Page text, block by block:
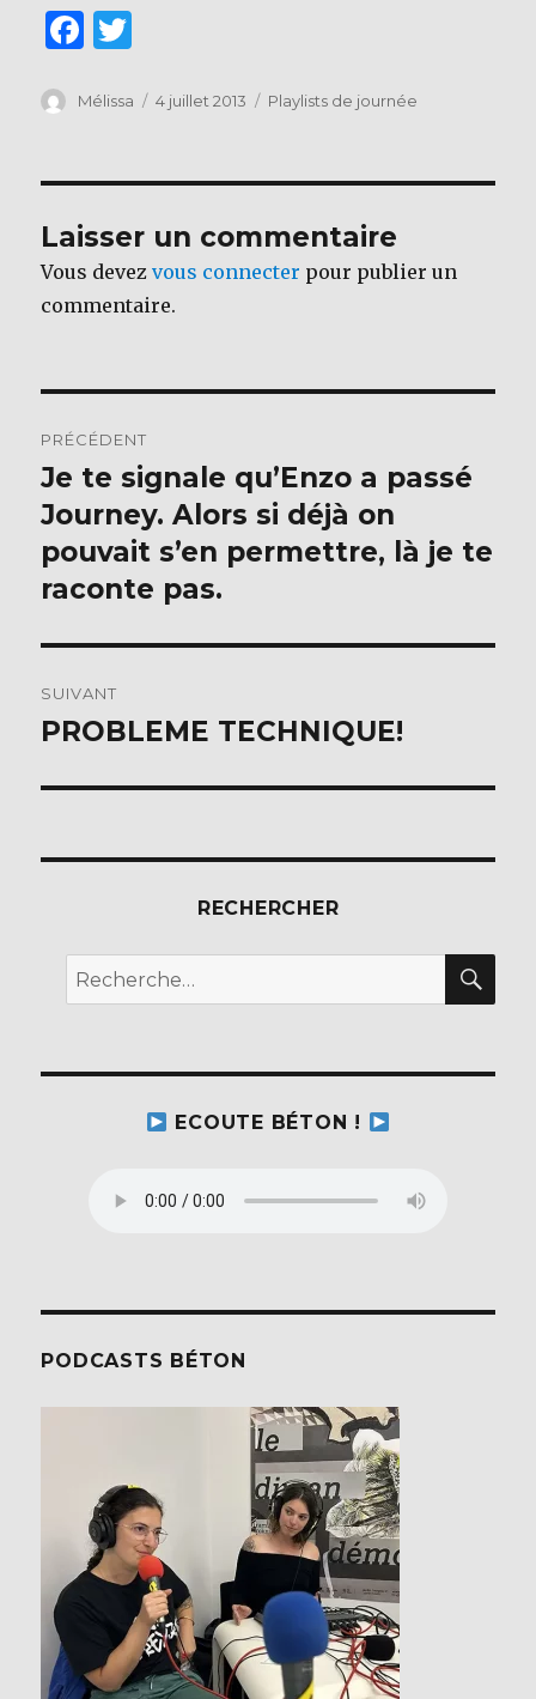
F
c
b
o
o
k
it
r
Auteur
Mélissa
Publié
4 juillet 2013 Catégories
Playlists de journée
Laisser un commentaire
Vous devezvous connecter pour publier un
commentaire.
de
l’article
PRÉCÉDENT
Publication
précédente :
Je te signale qu’Enzo a passé
Journey. Alors si déjà on
pouvait s’en permettre, là je te
raconte pas.
SUIVANT
Publication
PROBLEME TECHNIQUE!
RECHERCHER
Recherche
pour :
ECOUTE BÉTON !
PODCASTS BÉTON